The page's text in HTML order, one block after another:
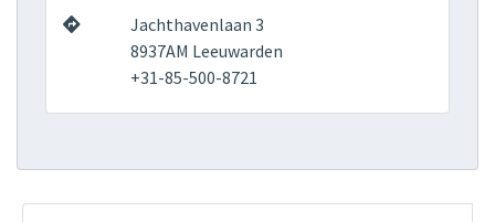
Jachthavenlaan 3
8937AM Leeuwarden
+31-85-500-8721